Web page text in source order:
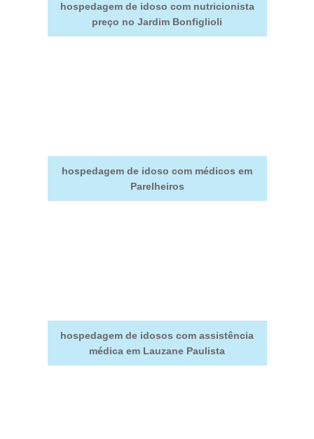
hospedagem de idoso com nutricionista
preço no Jardim Bonfiglioli
hospedagem de idoso com médicos em
Parelheiros
hospedagem de idosos com assistência
médica em Lauzane Paulista